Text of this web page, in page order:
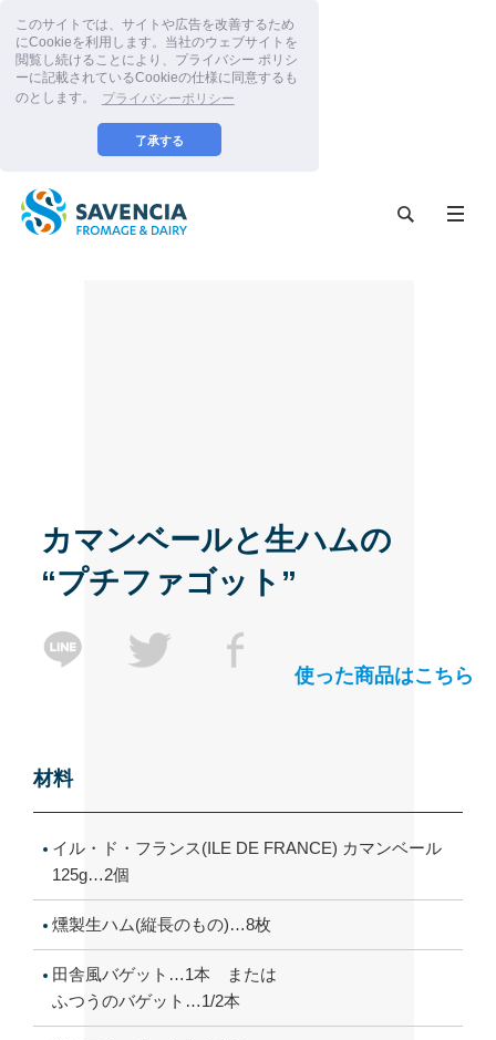
このサイトでは、サイトや広告を改善するため
にCookieを利用します。当社のウェブサイトを
閲覧し続けることにより、プライバシー ポリシ
ーに記載されているCookieの仕様に同意するも
のとします。
プライバシーポリシー
了承する
カマンベールと生ハムの
“プチファゴット”
使った商品はこちら
材料
イル・ド・フランス(ILE DE FRANCE) カマンベール
125g…2個
燻製生ハム(縦長のもの)…8枚
田舎風バゲット…1本 または
ふつうのバゲット…1/2本